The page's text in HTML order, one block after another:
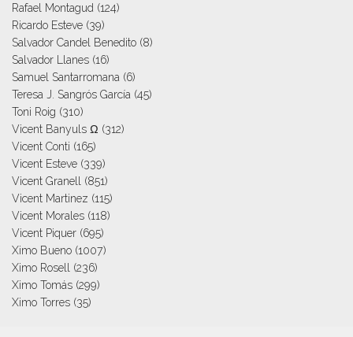
Rafael Montagud (124)
Ricardo Esteve (39)
Salvador Candel Benedito (8)
Salvador Llanes (16)
Samuel Santarromana (6)
Teresa J. Sangrós García (45)
Toni Roig (310)
Vicent Banyuls Ω (312)
Vicent Conti (165)
Vicent Esteve (339)
Vicent Granell
(851)
Vicent Martinez (115)
Vicent Morales (118)
Vicent Piquer (695)
Ximo Bueno (1007)
Ximo Rosell
(236)
Ximo Tomás (299)
Ximo Torres (35)